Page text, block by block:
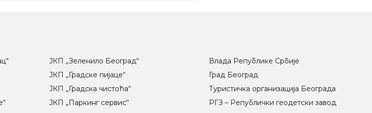
ЈКП „Зеленило Београд“
ЈКП „Градске пијаце“
ЈКП „Градска чистоћа“
ЈКП „Паркинг сервис“
Влада Републике Србије
Град Београд
Туристичка организација Београда
РГЗ – Републички геодетски завод